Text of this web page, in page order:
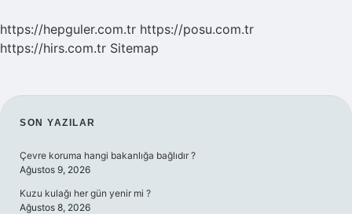
https://hepguler.com.tr https://posu.com.tr
https://hirs.com.tr Sitemap
SIDEBAR
SON YAZILAR
Çevre koruma hangi bakanlığa bağlıdır ?
Ağustos 9, 2026
Kuzu kulağı her gün yenir mi ?
Ağustos 8, 2026